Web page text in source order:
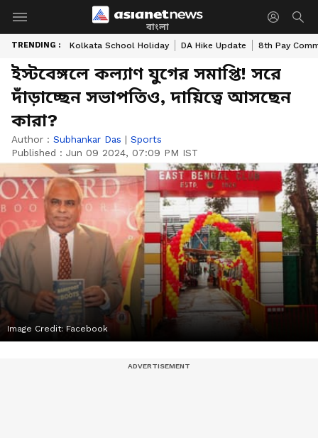
বাংলা
TRENDING : Kolkata School Holiday DA Hike Update 8th Pay
ইস্টবেঙ্গলে কল্যাণ যুগের সমাপ্তি! সরে
দাঁড়াচ্ছেন সভাপতিও, দায়িত্বে আসছেন
কারা?
Author : Subhankar Das | Sports
Published : Jun 09 2024, 07:09 PM IST
Image Credit: Facebook